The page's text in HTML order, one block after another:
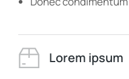
Lorem ipsum